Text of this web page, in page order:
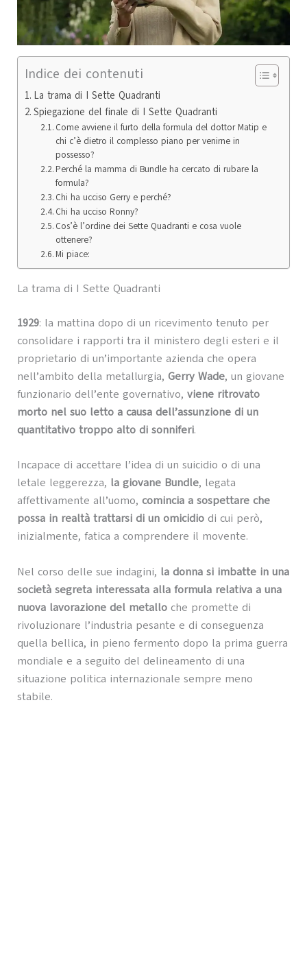
Indice dei contenuti
La trama di I Sette Quadranti
Spiegazione del finale di I Sette Quadranti
Come avviene il furto della formula del dottor Matip e
chi c’è dietro il complesso piano per venirne in
possesso?
Perché la mamma di Bundle ha cercato di rubare la
formula?
Chi ha ucciso Gerry e perché?
Chi ha ucciso Ronny?
Cos’è l’ordine dei Sette Quadranti e cosa vuole
ottenere?
Mi piace:
La trama di I Sette Quadranti
1929: la mattina dopo di un ricevimento tenuto per
consolidare i rapporti tra il ministero degli esteri e il
proprietario di un’importante azienda che opera
nell’ambito della metallurgia, Gerry Wade, un giovane
funzionario dell’ente governativo, viene ritrovato
morto nel suo letto a causa dell’assunzione di un
quantitativo troppo alto di sonniferi.
Incapace di accettare l’idea di un suicidio o di una
letale leggerezza, la giovane Bundle, legata
affettivamente all’uomo, comincia a sospettare che
possa in realtà trattarsi di un omicidiodi cui però,
inizialmente, fatica a comprendere il movente.
Nel corso delle sue indagini, la donna si imbatte in una
società segreta interessata alla formula relativa a una
nuova lavorazione del metalloche promette di
rivoluzionare l’industria pesante e di conseguenza
quella bellica, in pieno fermento dopo la prima guerra
mondiale e a seguito del delineamento di una
situazione politica internazionale sempre meno
stabile.